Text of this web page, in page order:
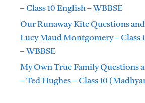
– Class 10 English – WBBSE
Our Runaway Kite Questions
Lucy Maud Montgomery – Class
– WBBSE
My Own True Family Questions
– Ted Hughes – Class 10